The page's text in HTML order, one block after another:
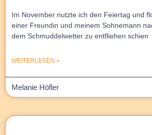
Im November nutzte ich den Feiertag und
einer Freundin und meinem Sohnemann
dem Schmuddelwetter zu entfliehen schien
WEITERLESEN »
Melanie Höfler